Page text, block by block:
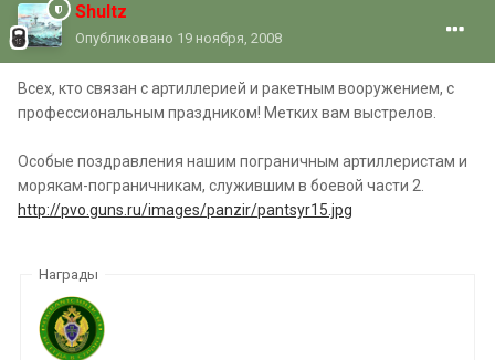
Shultz
Опубликовано 19 ноября, 2008
Всех, кто связан с артиллерией и ракетным вооружением, с
профессиональным праздником! Метких вам выстрелов.
Особые поздравления нашим пограничным артиллеристам и
морякам-пограничникам, служившим в боевой части 2.
http://pvo.guns.ru/images/panzir/pantsyr15.jpg
Награды